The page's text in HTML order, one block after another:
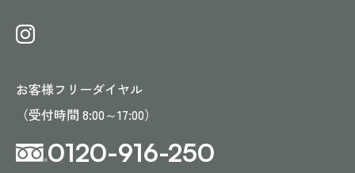
お客様フリーダイヤル
（受付時間 8:00～17:00）
0120-916-250